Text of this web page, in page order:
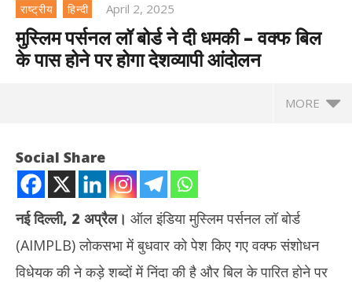
राष्ट्रीय हिन्दी April 2, 2025
मुस्लिम पर्सनल लॉ बोर्ड ने दी धमकी – वक्फ बिल
के पास होने पर होगा देशव्यापी आंदोलन
MORE
Social Share
नई दिल्ली, 2 अप्रैल। ऑल इंडिया मुस्लिम पर्सनल लॉ बोर्ड
(AIMPLB) लोकसभा में बुधवार को पेश किए गए वक्फ संशोधन
विधेयक की ने कड़े शब्दों में निंदा की है और बिल के पारित होने पर